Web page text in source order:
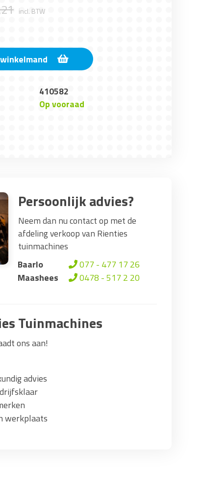
21 incl. BTW
410582
Op vooraad
Persoonlijk advies?
Neem dan nu contact op met de
afdeling verkoop van Rienties
tuinmachines
Baarlo
077 - 477 17 26
Maashees
0478 - 517 2 20
Tuinmachines
ons aan!
advies
werkplaats